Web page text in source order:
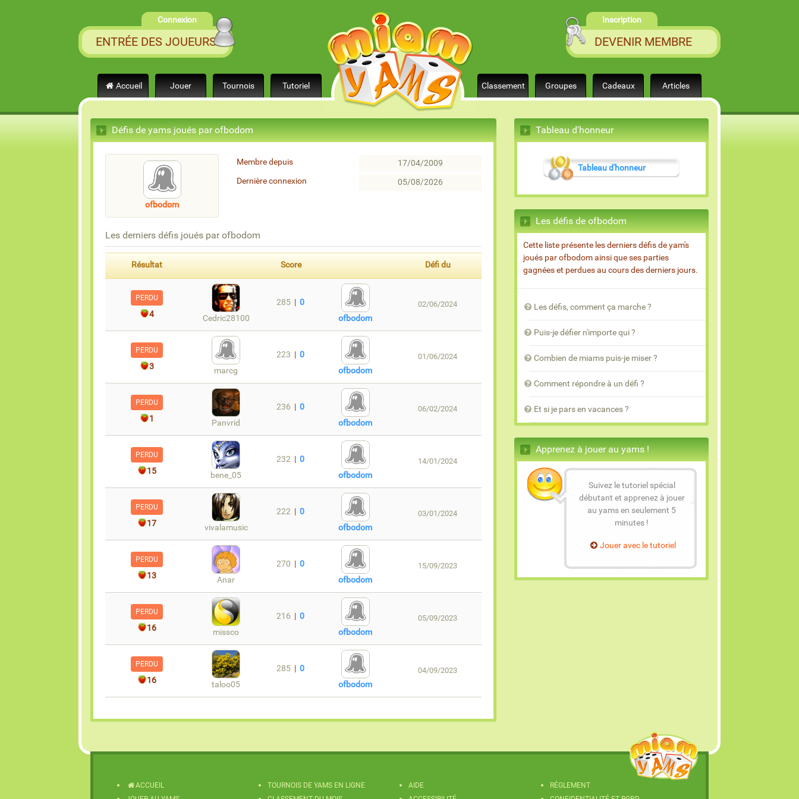
Connexion
ENTRÉE DES JOUEURS
Inscription
DEVENIR MEMBRE
Accueil Jouer Tournois Tutoriel Classement Groupes Cadeaux Articles
Défis de yams joués par ofbodom
ofbodom
Membre depuis
17/04/2009
Dernière connexion
05/08/2026
Les derniers défis joués par ofbodom
Résultat Score Défi du
PERDU
4 Cedric28100
285 |0
ofbodom
02/06/2024
PERDU
3 marcg
223 |0
ofbodom
01/06/2024
PERDU
1 Panvrid
236 |0
ofbodom
06/02/2024
PERDU
15 bene_05
232 |0
ofbodom
14/01/2024
PERDU
17 vivalamusic
222 |0
ofbodom
03/01/2024
PERDU
13 Anar
270 |0
ofbodom
15/09/2023
PERDU
16 missco
216 |0
ofbodom
05/09/2023
PERDU
16 taloo05
285 |0
ofbodom
04/09/2023
Tableau d'honneur
Tableau d'honneur
Les défis de ofbodom
Cette liste présente les derniers défis de yam's
joués par ofbodom ainsi que ses parties
gagnées et perdues au cours des derniers jours.
Les défis, comment ça marche ?
Puis-je défier n'importe qui ?
Combien de miams puis-je miser ?
Comment répondre à un défi ?
Et si je pars en vacances ?
Apprenez à jouer au yams !
Suivez le tutoriel spécial
débutant et apprenez à jouer
au yams en seulement 5
minutes !
Jouer avec le tutoriel
ACCUEIL
TOURNOIS DE YAMS EN LIGNE
AIDE
RÉGLEMENT